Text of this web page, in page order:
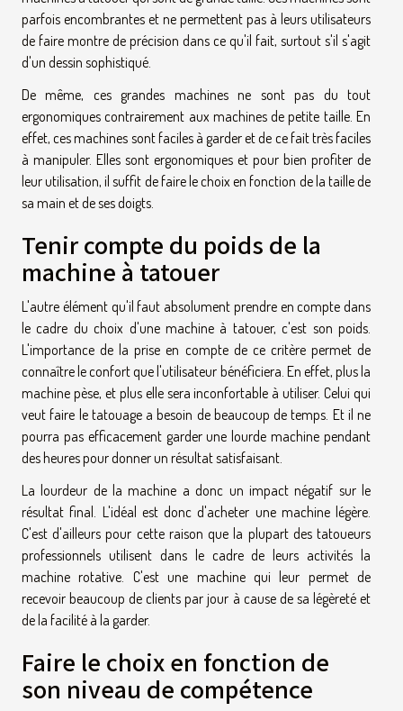
parfois encombrantes et ne permettent pas à leurs utilisateurs
de faire montre de précision dans ce qu'il fait, surtout s'il s'agit
d'un dessin sophistiqué.
De même, ces grandes machines ne sont pas du tout
ergonomiques contrairement aux machines de petite taille. En
effet, ces machines sont faciles à garder et de ce fait très faciles
à manipuler. Elles sont ergonomiques et pour bien profiter de
leur utilisation, il suffit de faire le choix en fonction de la taille de
sa main et de ses doigts.
Tenir compte du poids de la
machine à tatouer
L'autre élément qu'il faut absolument prendre en compte dans
le cadre du choix d'une machine à tatouer, c'est son poids.
L'importance de la prise en compte de ce critère permet de
connaître le confort que l'utilisateur bénéficiera. En effet, plus la
machine pèse, et plus elle sera inconfortable à utiliser. Celui qui
veut faire le tatouage a besoin de beaucoup de temps. Et il ne
pourra pas efficacement garder une lourde machine pendant
des heures pour donner un résultat satisfaisant.
La lourdeur de la machine a donc un impact négatif sur le
résultat final. L'idéal est donc d'acheter une machine légère.
C'est d'ailleurs pour cette raison que la plupart des tatoueurs
professionnels utilisent dans le cadre de leurs activités la
machine rotative. C'est une machine qui leur permet de
recevoir beaucoup de clients par jour à cause de sa légèreté et
de la facilité à la garder.
Faire le choix en fonction de
son niveau de compétence